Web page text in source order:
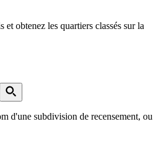
et obtenez les quartiers classés sur la
d'une subdivision de recensement, ou